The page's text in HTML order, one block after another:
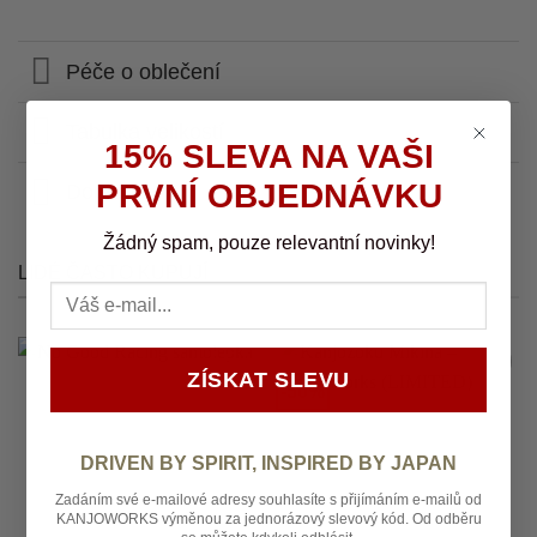
Péče o oblečení
Doprava
wishlist
-50%
wishlist
15% SLEVA NA VAŠI
PRVNÍ OBJEDNÁVKU
Žádný spam, pouze relevantní novinky!
ZÍSKAT SLEVU
DRIVEN BY SPIRIT, INSPIRED BY JAPAN
Zadáním své e-mailové adresy souhlasíte s přijímáním e-mailů od
KANJOWORKS výměnou za jednorázový slevový kód. Od odběru